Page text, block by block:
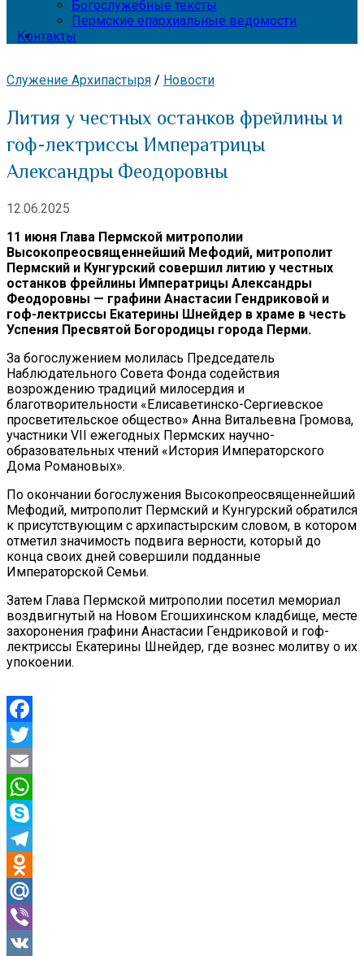
Богослужебные тексты
Пермские епархиальные ведомости
Контакты
Служение Архипастыря / Новости
Лития у честных останков фрейлины и
гоф-лектриссы Императрицы
Александры Феодоровны
12.06.2025
11 июня Глава Пермской митрополии
Высокопреосвященнейший Мефодий, митрополит
Пермский и Кунгурский совершил литию у честных
останков фрейлины Императрицы Александры
Феодоровны — графини Анастасии Гендриковой и
гоф-лектриссы Екатерины Шнейдер в храме в честь
Успения Пресвятой Богородицы города Перми.
За богослужением молилась Председатель
Наблюдательного Совета Фонда содействия
возрождению традиций милосердия и
благотворительности «Елисаветинско-Сергиевское
просветительское общество» Анна Витальевна Громова,
участники VII ежегодных Пермских научно-
образовательных чтений «История Императорского
Дома Романовых».
По окончании богослужения Высокопреосвященнейший
Мефодий, митрополит Пермский и Кунгурский обратился
к присутствующим с архипастырским словом, в котором
отметил значимость подвига верности, который до
конца своих дней совершили подданные
Императорской Семьи.
Затем Глава Пермской митрополии посетил мемориал
воздвигнутый на Новом Егошихинском кладбище, месте
захоронения графини Анастасии Гендриковой и гоф-
лектриссы Екатерины Шнейдер, где вознес молитву о их
упокоении.
Facebook
Twitter
Email
WhatsApp
Skype
Telegram
Odnoklassniki
Mail.Ru
Viber